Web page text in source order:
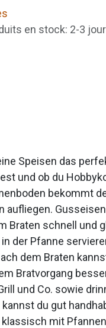
en stock: 2-3
Speisen das
und ob du
bekommt
aufliegen.
Braten schnell und
der Pfanne
dem Braten
Bratvorgang
und Co. sowie
du gut
mit